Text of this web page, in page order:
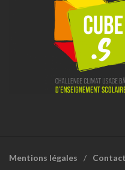
Mentions légales Contact